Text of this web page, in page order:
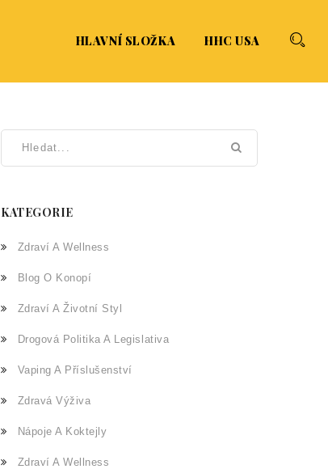
HLAVNÍ SLOŽKA HHC USA
KATEGORIE
Zdraví A Wellness
Blog O Konopí
Zdraví A Životní Styl
Drogová Politika A Legislativa
Vaping A Příslušenství
Zdravá Výživa
Nápoje A Koktejly
Zdraví A Wellness